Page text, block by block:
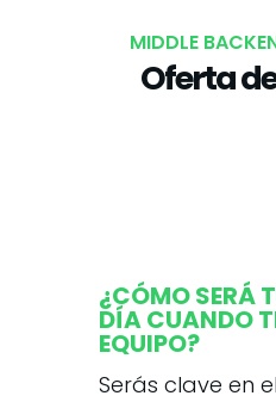
MIDDLE
Oferta
¿CÓMO SERÁ
DÍA CUANDO
EQUIPO?
Serás clave en el